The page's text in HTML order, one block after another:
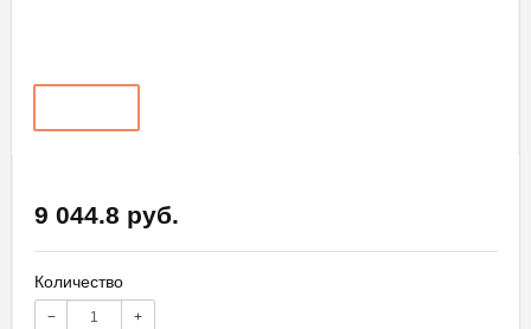
9 044.8 руб.
Количество
− +